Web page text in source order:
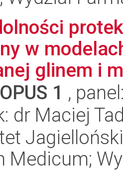
w
glinem i
OPUS 1 ,
dr Maciej
Medicum;